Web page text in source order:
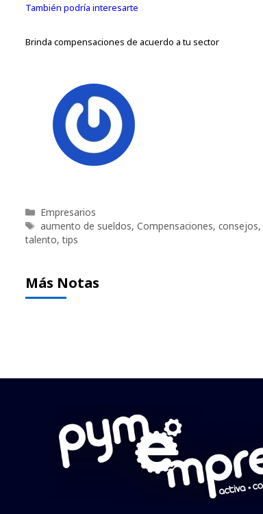
También podría interesarte
Brinda compensaciones de acuerdo a tu sector
Categorías
Empresarios
Etiquetas
aumento de sueldos, Compensaciones, consejos,
talento,tips
Más Notas